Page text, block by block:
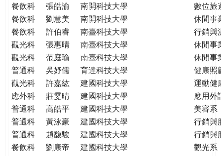
餐飲科
張皓渝 南開科技大學
數位旅
餐飲科
劉慧美 南開科技大學
休閒事
餐飲科
許伯睿 南臺科技大學
行銷與
觀光科
張惠晴 南臺科技大學
休閒事
觀光科
范庭瑜 南臺科技大學
休閒事
普通科
吳妤儒 育達科技大學
健康照
觀光科
許嘉紘 建國科技大學
運動健
應外科
莊雯晴 建國科技大學
應用外
普通科
高皓平 建國科技大學
美容系
普通科
黃泳豪 建國科技大學
行銷與
普通科
趙馥駿 建國科技大學
行銷與
餐飲科
劉康帝 建國科技大學
觀光系